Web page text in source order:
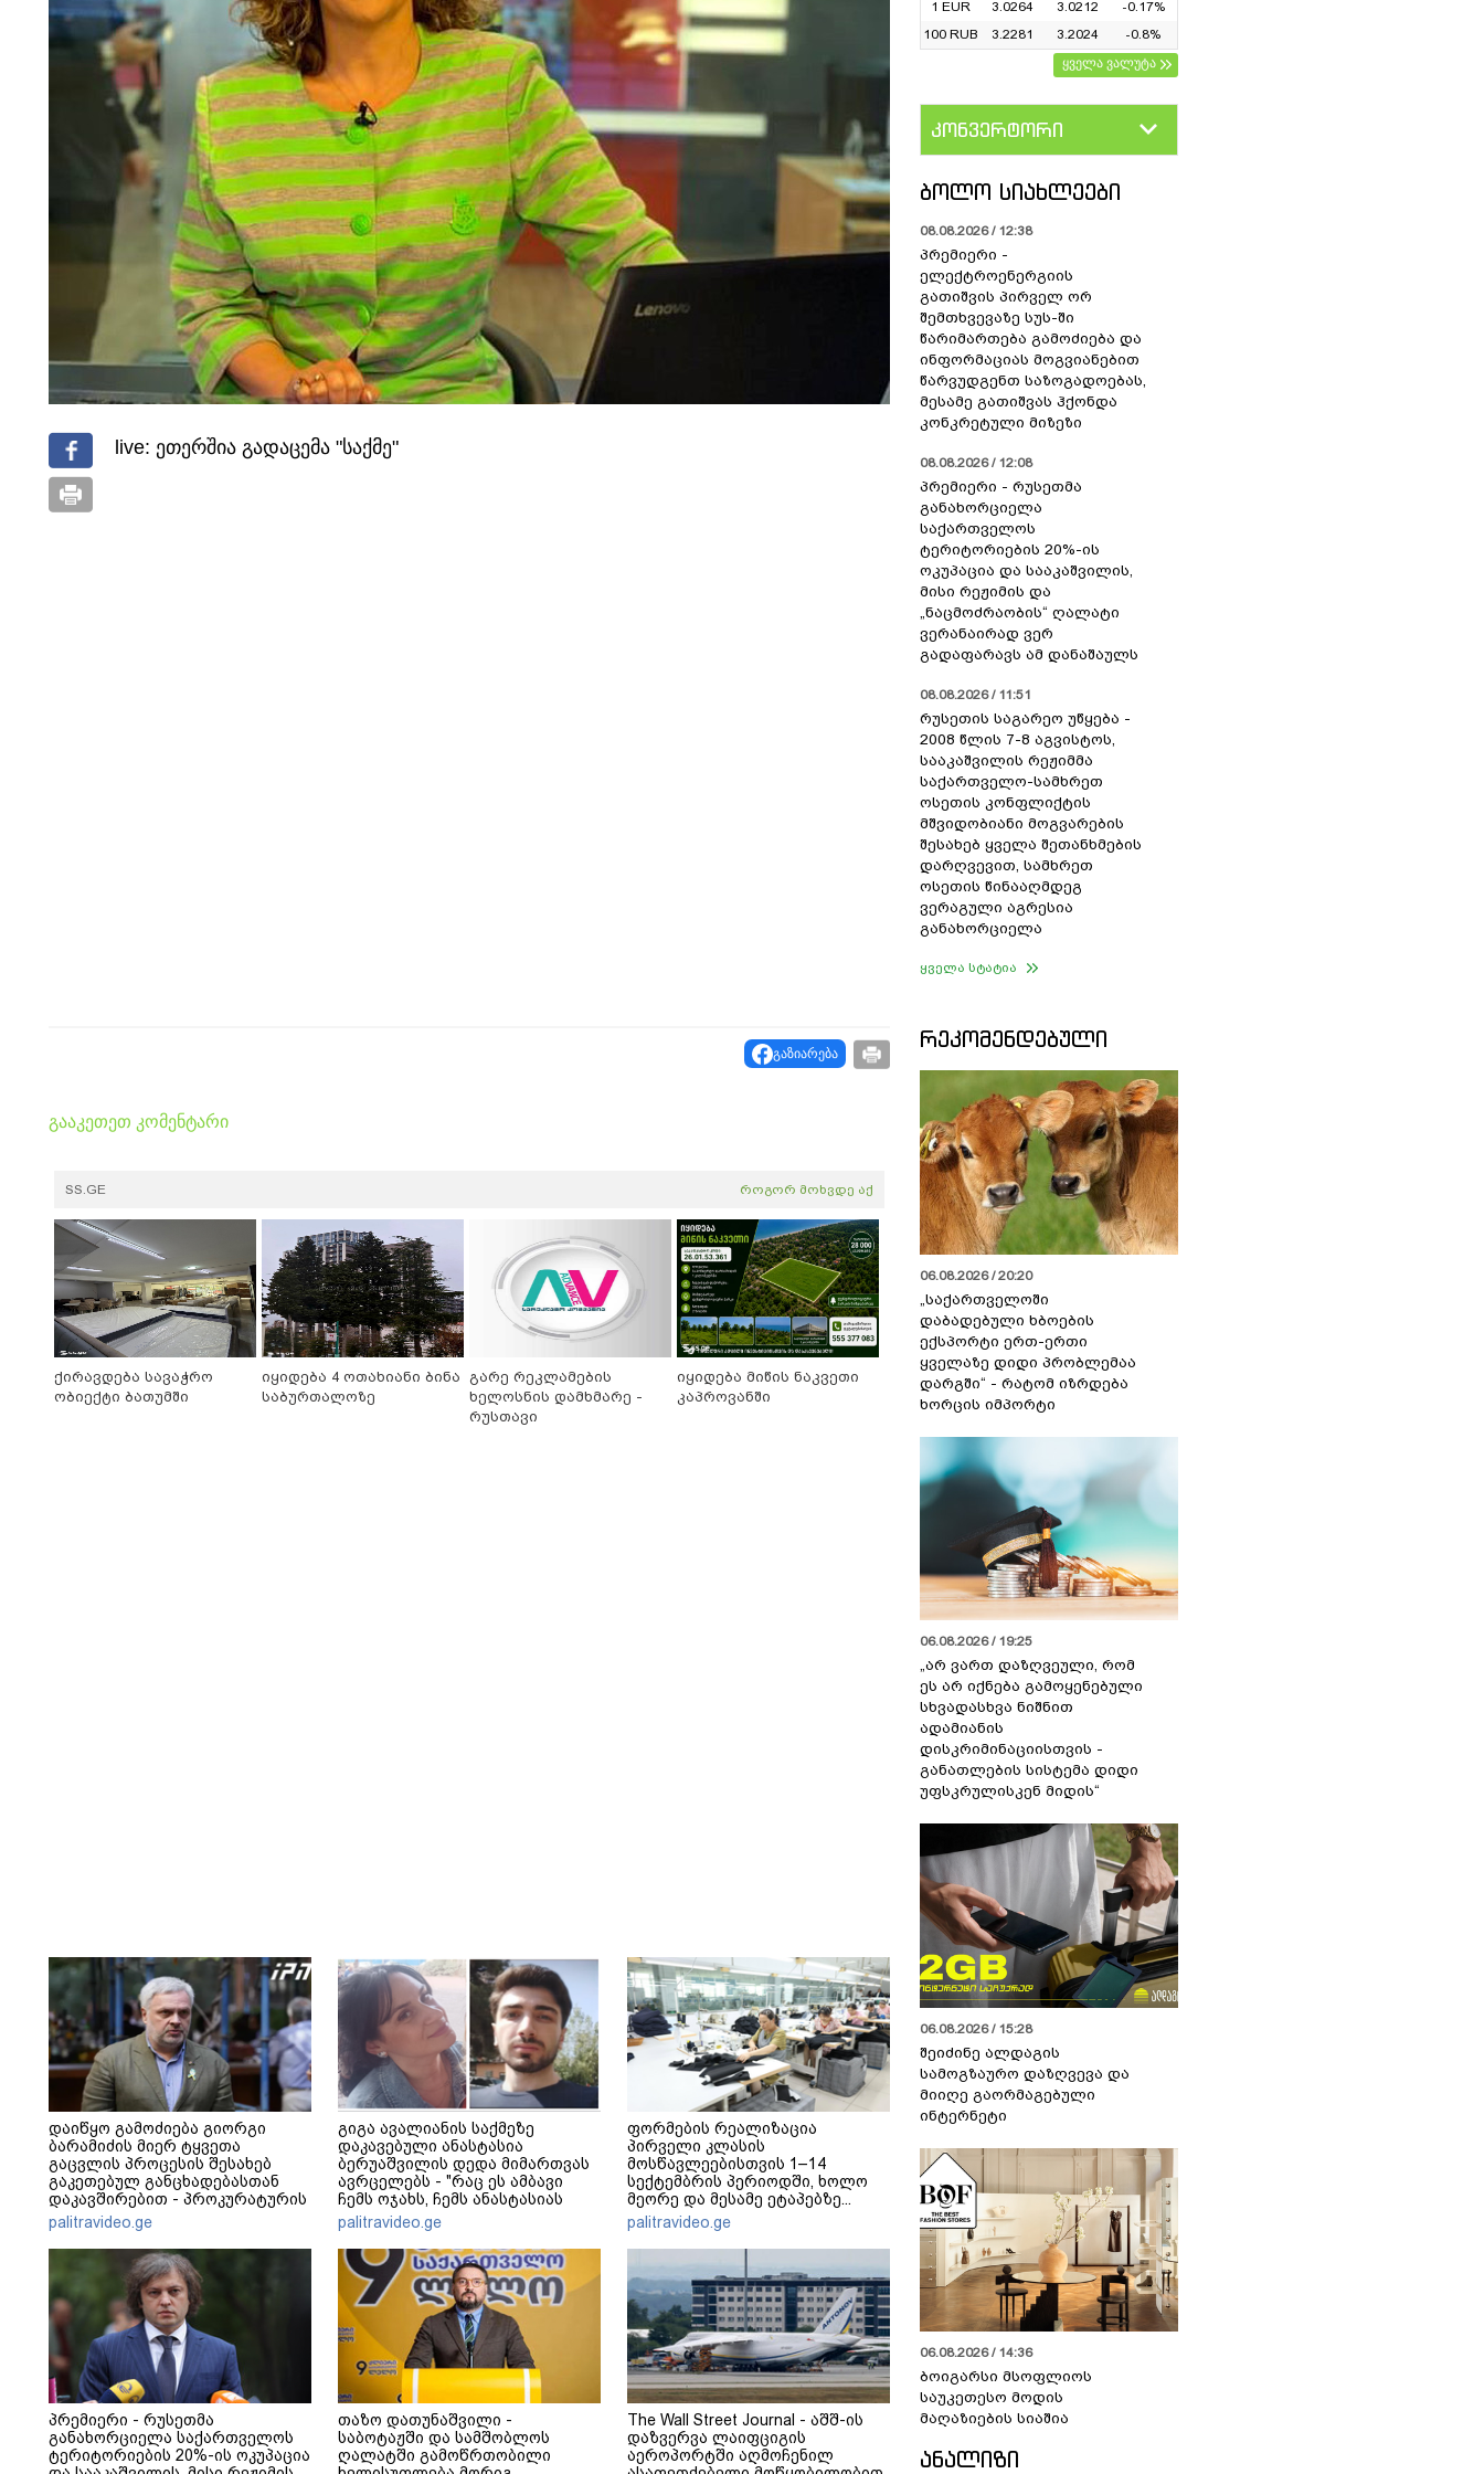
live: ეთერშია გადაცემა "საქმე"
გაზიარება
გააკეთეთ კომენტარი
SS.GE როგორ მოხვდე აქ
ქირავდება სავაჭრო
ობიექტი ბათუმში
იყიდება 4 ოთახიანი ბინა
საბურთალოზე
გარე რეკლამების
ხელოსნის დამხმარე -
რუსთავი
იყიდება მიწის ნაკვეთი
კაპროვანში
დაიწყო გამოძიება გიორგი
ბარამიძის მიერ ტყვეთა
გაცვლის პროცესის შესახებ
გაკეთებულ განცხადებასთან
დაკავშირებით - პროკურატურის
განცხადება
palitravideo.ge
გიგა ავალიანის საქმეზე
დაკავებული ანასტასია
ბერუაშვილის დედა მიმართვას
ავრცელებს - "რაც ეს ამბავი
ჩემს ოჯახს, ჩემს ანასტასიას
გადახდა თავს, მის მერე მე მე
არ ვარ"
palitravideo.ge
ფორმების რეალიზაცია
პირველი კლასის
მოსწავლეებისთვის 1–14
სექტემბრის პერიოდში, ხოლო
მეორე და მესამე ეტაპებზე...
palitravideo.ge
პრემიერი - რუსეთმა
განახორციელა საქართველოს
ტერიტორიების 20%-ის ოკუპაცია
თაზო დათუნაშვილი -
საბოტაჟში და სამშობლოს
ღალატში გამოწრთობილი
The Wall Street Journal - აშშ-ის
დაზვერვა ლაიფციგის
აეროპორტში აღმოჩენილ
1 EUR
3.0264 3.0212
-0.17%
100 RUB
3.2281 3.2024
-0.8%
ყველა ვალუტა
კონვერტორი
ᲑᲝᲚᲝ ᲡᲘᲐᲮᲚᲔᲔᲑᲘ
08.08.2026 / 12:38
პრემიერი -
ელექტროენერგიის
გათიშვის პირველ ორ
შემთხვევაზე სუს-ში
წარიმართება გამოძიება და
ინფორმაციას მოგვიანებით
წარვუდგენთ საზოგადოებას,
მესამე გათიშვას ჰქონდა
კონკრეტული მიზეზი
08.08.2026 / 12:08
პრემიერი - რუსეთმა
განახორციელა
საქართველოს
ტერიტორიების 20%-ის
ოკუპაცია და სააკაშვილის,
მისი რეჟიმის და
„ნაცმოძრაობის“ ღალატი
ვერანაირად ვერ
გადაფარავს ამ დანაშაულს
08.08.2026 / 11:51
რუსეთის საგარეო უწყება -
2008 წლის 7-8 აგვისტოს,
სააკაშვილის რეჟიმმა
საქართველო-სამხრეთ
ოსეთის კონფლიქტის
მშვიდობიანი მოგვარების
შესახებ ყველა შეთანხმების
დარღვევით, სამხრეთ
ოსეთის წინააღმდეგ
ვერაგული აგრესია
განახორციელა
ყველა სტატია
ᲠᲔᲙᲝᲛᲔᲜᲓᲔᲑᲣᲚᲘ
06.08.2026 / 20:20
„საქართველოში
დაბადებული ხბოების
ექსპორტი ერთ-ერთი
ყველაზე დიდი პრობლემაა
დარგში“ - რატომ იზრდება
ხორცის იმპორტი
06.08.2026 / 19:25
„არ ვართ დაზღვეული, რომ
ეს არ იქნება გამოყენებული
სხვადასხვა ნიშნით
ადამიანის
დისკრიმინაციისთვის -
განათლების სისტემა დიდი
უფსკრულისკენ მიდის“
06.08.2026 / 15:28
შეიძინე ალდაგის
სამოგზაურო დაზღვევა და
მიიღე გაორმაგებული
ინტერნეტი
06.08.2026 / 14:36
ბოიგარსი მსოფლიოს
საუკეთესო მოდის
მაღაზიების სიაშია
ᲐᲜᲐᲚᲘᲖᲘ